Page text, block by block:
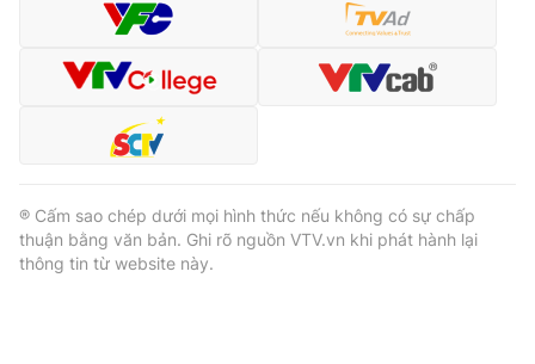
® Cấm sao chép dưới mọi hình thức nếu không có sự chấp
thuận bằng văn bản. Ghi rõ nguồn VTV.vn khi phát hành lại
thông tin từ website này.